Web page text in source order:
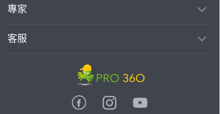
專家
客服